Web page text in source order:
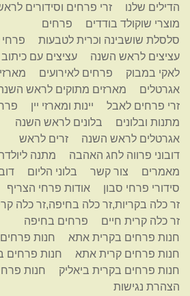
הדילים שלנו
זרי פרחים וסידורים
מוצרי שוקולד בודדים
פרחים
סלסלת שושבינה וכרית לטבעות
פרחי
עציצים לראש השנה
עציצים עם כיתוב
לאקי במבוק
פרחים לאירועים
אגרטלים
מארזים מתוקים לראש
זרי פרחים לאבל
יינות ומארזי יין
מתנות ובלונים
בלונים לראש השנה
אגרטלים לראש השנה
זרים לראש
דובוני פרווה לחג האהבה
מתנה
מאמרים
צור קשר בלוני הליום
סידורי פרחי סבון
אודות פרחי הצריף
זר כלה בקריות,זר כלה בחיפה,זר כלה
זר כלה קרית חיים
פרחים בחיפה
חנות פרחים בקרית אתא
חנות
חנות פרחים קרית אתא
חנות פרחים
חנות פרחים בקרית ביאליק
חנות
הצהרת נגישות